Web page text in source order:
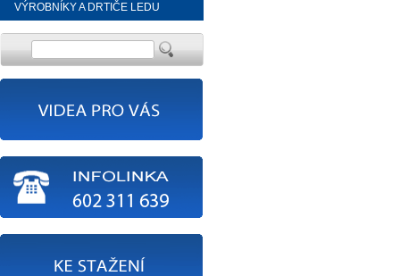
VÝROBNÍKY A DRTIČE LEDU